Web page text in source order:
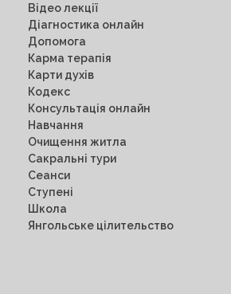
Відео лекції
Діагностика онлайн
Допомога
Карма терапія
Карти духів
Кодекс
Консультація онлайн
Навчання
Очищення житла
Сакральні тури
Сеанси
Ступені
Школа
Янгольське цілительство